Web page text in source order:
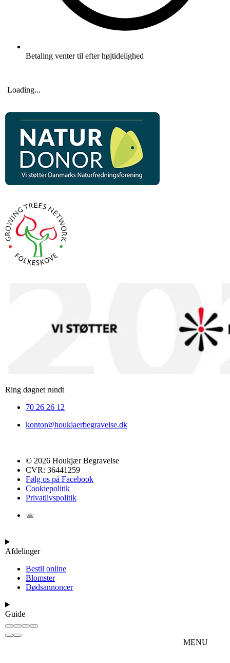
Betaling venter til efter højtidelighed
Loading...
Ring døgnet rundt
70 26 26 12
kontor@houkjaerbegravelse.dk
© 2026 Houkjær Begravelse
CVR: 36441259
Følg os på Facebook
Cookiepolitik
Privatlivspolitik
Afdelinger
Bestil online
Blomster
Dødsannoncer
Guide